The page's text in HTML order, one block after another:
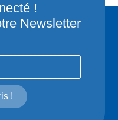
!
Newsletter
!